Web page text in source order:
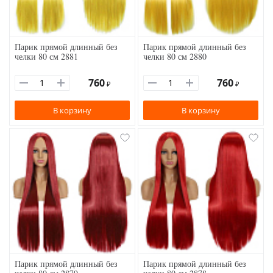
Парик прямой длинный без
челки 80 см 2881
760 ₽
В корзину
Парик прямой длинный без
челки 80 см 2880
760 ₽
В корзину
Парик прямой длинный без
Парик прямой длинный без